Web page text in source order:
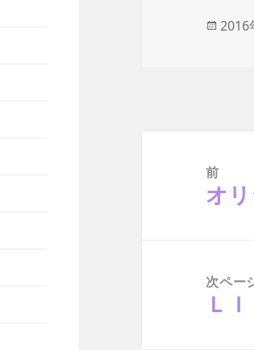
投
2016
前
前
の
オ
次ペー
次
の
Ｌ